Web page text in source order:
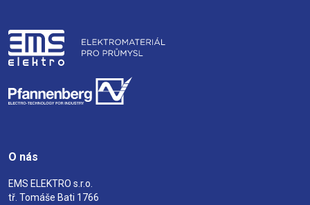
O nás
EMS ELEKTRO s.r.o.
tř. Tomáše Bati 1766